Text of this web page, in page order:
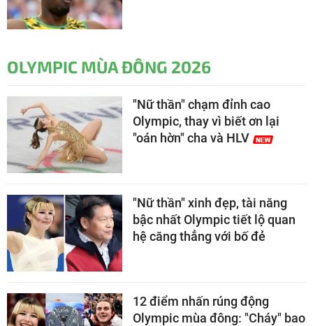
OLYMPIC MÙA ĐÔNG 2026
"Nữ thần" chạm đỉnh cao
Olympic, thay vì biết ơn lại
"oán hờn" cha và HLV
"Nữ thần" xinh đẹp, tài năng
bậc nhất Olympic tiết lộ quan
hệ căng thẳng với bố đẻ
12 điểm nhấn rúng động
Olympic mùa đông: "Cháy" bao